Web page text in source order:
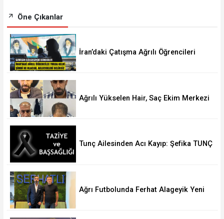
Öne Çıkanlar
İran’daki Çatışma Ağrılı Öğrencileri
Ağrılı Yükselen Hair, Saç Ekim Merkezi
Tunç Ailesinden Acı Kayıp: Şefika TUNÇ
Ağrı Futbolunda Ferhat Alageyik Yeni